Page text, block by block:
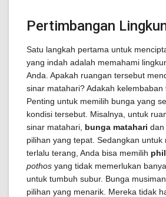
Pertimbangan
Satu langkah pertama untuk
yang indah adalah memahami
Anda. Apakah ruangan tersebut
sinar matahari? Adakah
Penting untuk memilih bunga yang
kondisi tersebut. Misalnya, untuk
sinar matahari, bunga matahari dan
pilihan yang tepat. Sedangkan
terlalu terang, Anda bisa memilih
pothos yang tidak memerlukan
untuk tumbuh subur. Bunga
pilihan yang menarik. Mereka tidak